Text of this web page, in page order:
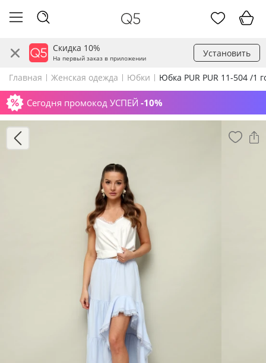
Скидка 10%
На первый заказ в приложении Установить
Главная Женская одежда Юбки Юбка PUR PUR 11-504 /1
Сегодня промокод УСПЕЙ -10%